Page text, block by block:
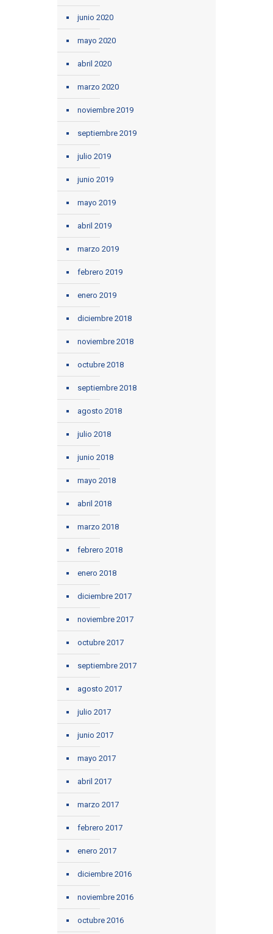
junio 2020
mayo 2020
abril 2020
marzo 2020
noviembre 2019
septiembre 2019
julio 2019
junio 2019
mayo 2019
abril 2019
marzo 2019
febrero 2019
enero 2019
diciembre 2018
noviembre 2018
octubre 2018
septiembre 2018
agosto 2018
julio 2018
junio 2018
mayo 2018
abril 2018
marzo 2018
febrero 2018
enero 2018
diciembre 2017
noviembre 2017
octubre 2017
septiembre 2017
agosto 2017
julio 2017
junio 2017
mayo 2017
abril 2017
marzo 2017
febrero 2017
enero 2017
diciembre 2016
noviembre 2016
octubre 2016